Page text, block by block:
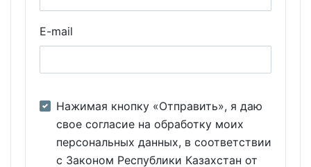
E-mail
Нажимая кнопку «Отправить», я даю
свое согласие на обработку моих
персональных данных, в соответствии
с Законом Республики Казахстан от